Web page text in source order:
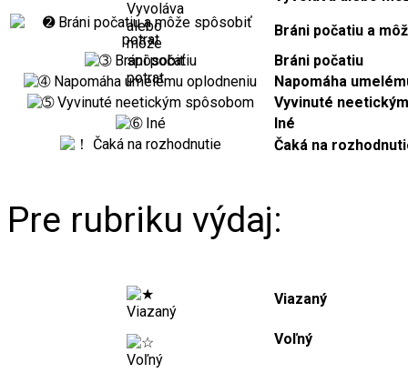
Bráni počatiu a
Bráni počatiu
Napomáha
Vyvinuté
Iné
Čaká na
Pre rubriku výdaj:
Viazaný
Voľný